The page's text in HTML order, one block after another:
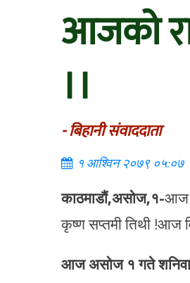
आजको
।।
- बिहानी संवाददाता
१ आश्विन २०७९ ०५:०७
काठमाडौं,असोज,१-आज
कृष्ण सप्तमी तिथी !आज
आज असोज १ गते